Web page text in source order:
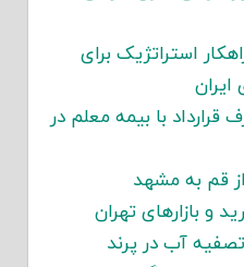
استراتژیک برای
با بیمه معلم در
قم به مشهد
و بازارهای تهران
آب در پرند